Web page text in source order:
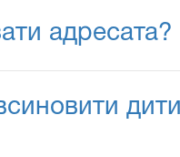
адресата?